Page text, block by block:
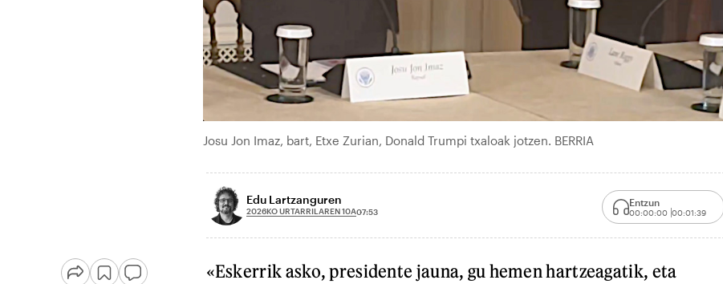
Josu Jon Imaz, bart, Etxe Zurian, Donald Trumpi txaloak jotzen. BERRIA
Edu Lartzanguren
2026KO URTARRILAREN 10A07:53
Entzun
00:00:00 00:01:39
«Eskerrik asko, presidente jauna, gu hemen hartzeagatik, eta